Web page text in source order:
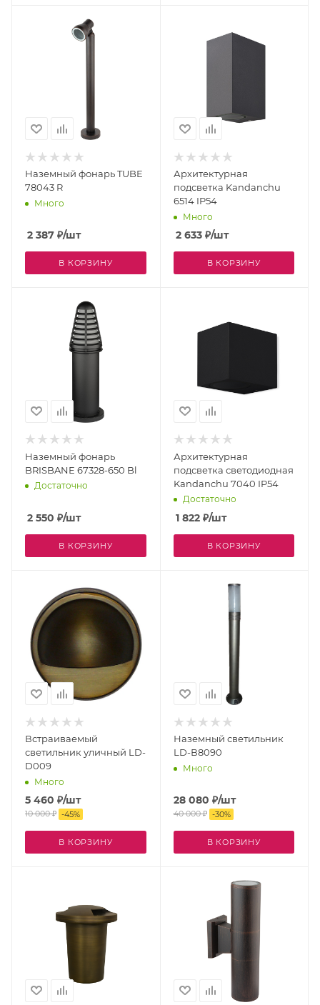
Наземный фонарь TUBE
78043 R
Много
2 387 ₽/шт
В КОРЗИНУ
Архитектурная
подсветка Kandanchu
6514 IP54
Много
2 633₽/шт
В КОРЗИНУ
Наземный фонарь
BRISBANE 67328-650 Bl
Достаточно
2 550 ₽/шт
В КОРЗИНУ
Архитектурная
подсветка светодиодная
Kandanchu 7040 IP54
Достаточно
1 822₽/шт
В КОРЗИНУ
Встраиваемый
светильник уличный LD-
D009
Много
5 460 ₽/шт
10 000₽ -45%
В КОРЗИНУ
Наземный светильник
LD-В8090
Много
28 080 ₽/шт
40 000₽ -30%
В КОРЗИНУ